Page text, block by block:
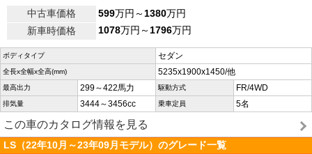
中古車価格
599万円～1380万円
新車時価格
1078万円～1796万円
ボディタイプ セダン
全長x全幅x全高(mm) 5235x1900x1450/他
最高出力 299～422馬力 駆動方式 FR/4WD
排気量 3444～3456cc 乗車定員 5名
この車のカタログ情報を見る
LS（22年10月～23年09月モデル）のグレード一覧